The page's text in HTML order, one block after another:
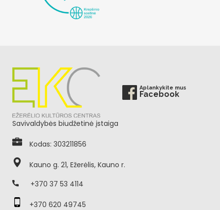
Aplankykite mus
Facebook
Savivaldybės biudžetinė įstaiga
Kodas: 303211856
Kauno g. 21, Ežerėlis, Kauno r.
+370 37 53 4114
+370 620 49745